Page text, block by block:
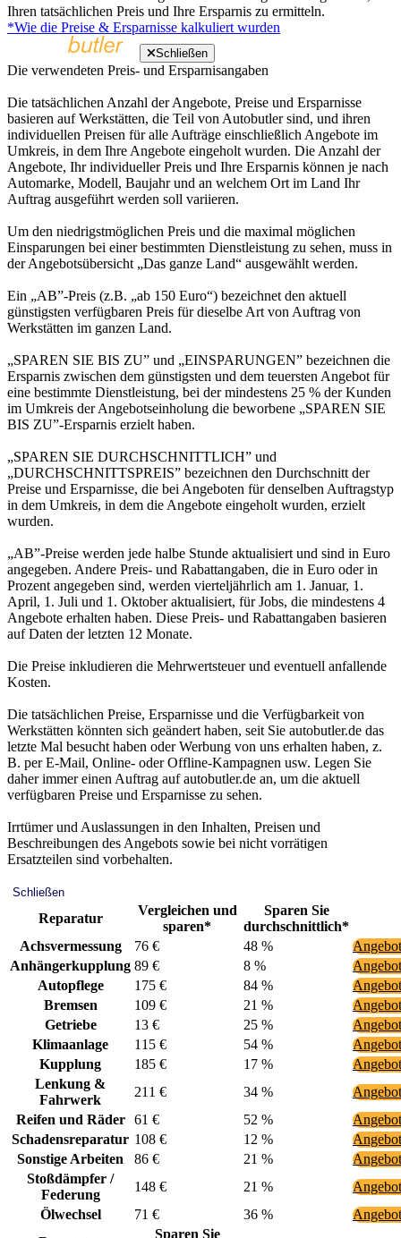
Ihren tatsächlichen Preis und Ihre Ersparnis zu ermitteln.
*Wie die Preise & Ersparnisse kalkuliert wurden
Schließen
Die verwendeten Preis- und Ersparnisangaben
Die tatsächlichen Anzahl der Angebote, Preise und Ersparnisse
basieren auf Werkstätten, die Teil von Autobutler sind, und ihren
individuellen Preisen für alle Aufträge einschließlich Angebote im
Umkreis, in dem Ihre Angebote eingeholt wurden. Die Anzahl der
Angebote, Ihr individueller Preis und Ihre Ersparnis können je nach
Automarke, Modell, Baujahr und an welchem Ort im Land Ihr
Auftrag ausgeführt werden soll variieren.
Um den niedrigstmöglichen Preis und die maximal möglichen
Einsparungen bei einer bestimmten Dienstleistung zu sehen, muss in
der Angebotsübersicht „Das ganze Land“ ausgewählt werden.
Ein „AB”-Preis (z.B. „ab 150 Euro“) bezeichnet den aktuell
günstigsten verfügbaren Preis für dieselbe Art von Auftrag von
Werkstätten im ganzen Land.
„SPAREN SIE BIS ZU” und „EINSPARUNGEN” bezeichnen die
Ersparnis zwischen dem günstigsten und dem teuersten Angebot für
eine bestimmte Dienstleistung, bei der mindestens 25 % der Kunden
im Umkreis der Angebotseinholung die beworbene „SPAREN SIE
BIS ZU”-Ersparnis erzielt haben.
„SPAREN SIE DURCHSCHNITTLICH” und
„DURCHSCHNITTSPREIS” bezeichnen den Durchschnitt der
Preise und Ersparnisse, die bei Angeboten für denselben Auftragstyp
in dem Umkreis, in dem die Angebote eingeholt wurden, erzielt
wurden.
„AB”-Preise werden jede halbe Stunde aktualisiert und sind in Euro
angegeben. Andere Preis- und Rabattangaben, die in Euro oder in
Prozent angegeben sind, werden vierteljährlich am 1. Januar, 1.
April, 1. Juli und 1. Oktober aktualisiert, für Jobs, die mindestens 4
Angebote erhalten haben. Diese Preis- und Rabattangaben basieren
auf Daten der letzten 12 Monate.
Die Preise inkludieren die Mehrwertsteuer und eventuell anfallende
Kosten.
Die tatsächlichen Preise, Ersparnisse und die Verfügbarkeit von
Werkstätten könnten sich geändert haben, seit Sie autobutler.de das
letzte Mal besucht haben oder Werbung von uns erhalten haben, z.
B. per E-Mail, Online- oder Offline-Kampagnen usw. Legen Sie
daher immer einen Auftrag auf autobutler.de an, um die aktuell
verfügbaren Preise und Ersparnisse zu sehen.
Irrtümer und Auslassungen in den Inhalten, Preisen und
Beschreibungen des Angebots sowie bei nicht vorrätigen
Ersatzteilen sind vorbehalten.
Schließen
Reparatur
Vergleichen und
sparen*
Sparen Sie
durchschnittlich*
Achsvermessung
76 € 48 %
Anhängerkupplung 89 € 8 %
Autopflege
175 € 84 %
Bremsen
109 € 21 %
Getriebe
13 € 25 %
Klimaanlage
115 € 54 %
Kupplung
185 € 17 %
Lenkung &
Fahrwerk
211 € 34 %
Reifen und Räder
61 € 52 %
Schadensreparatur 108 € 12 %
Sonstige Arbeiten
86 € 21 %
Stoßdämpfer /
Federung
148 € 21 %
Ölwechsel
71 € 36 %
Sparen Sie